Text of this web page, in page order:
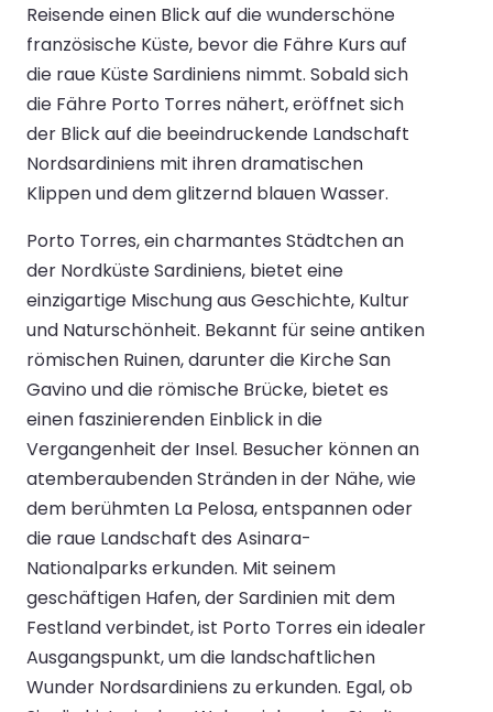
Reisende einen Blick auf die wunderschöne
französische Küste, bevor die Fähre Kurs auf
die raue Küste Sardiniens nimmt. Sobald sich
die Fähre Porto Torres nähert, eröffnet sich
der Blick auf die beeindruckende Landschaft
Nordsardiniens mit ihren dramatischen
Klippen und dem glitzernd blauen Wasser.
Porto Torres, ein charmantes Städtchen an
der Nordküste Sardiniens, bietet eine
einzigartige Mischung aus Geschichte, Kultur
und Naturschönheit. Bekannt für seine antiken
römischen Ruinen, darunter die Kirche San
Gavino und die römische Brücke, bietet es
einen faszinierenden Einblick in die
Vergangenheit der Insel. Besucher können an
atemberaubenden Stränden in der Nähe, wie
dem berühmten La Pelosa, entspannen oder
die raue Landschaft des Asinara-
Nationalparks erkunden. Mit seinem
geschäftigen Hafen, der Sardinien mit dem
Festland verbindet, ist Porto Torres ein idealer
Ausgangspunkt, um die landschaftlichen
Wunder Nordsardiniens zu erkunden. Egal, ob